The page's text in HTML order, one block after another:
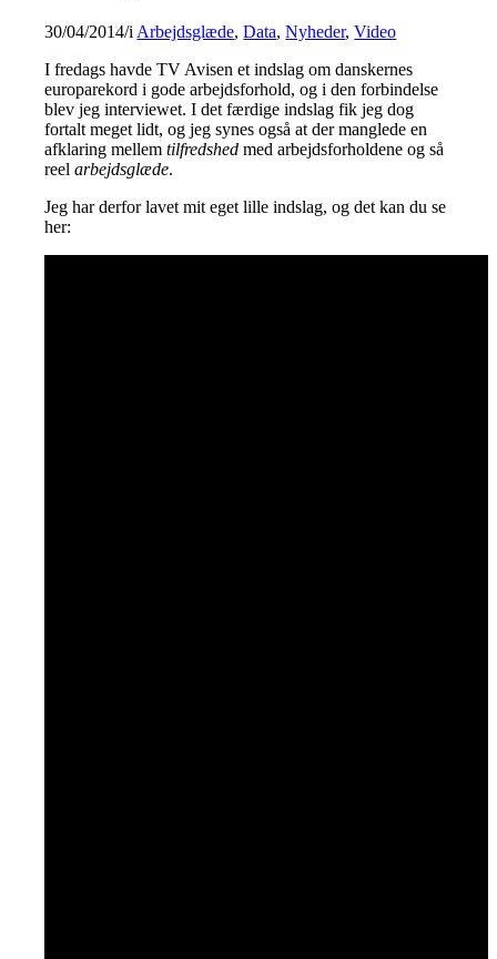
30/04/2014/i Arbejdsglæde,Data,Nyheder,Video
I fredags havde TV Avisen et indslag om danskernes
europarekord i gode arbejdsforhold, og i den forbindelse
blev jeg interviewet. I det færdige indslag fik jeg dog
fortalt meget lidt, og jeg synes også at der manglede en
afklaring mellemtilfredshed med arbejdsforholdene og så
reelarbejdsglæde.
Jeg har derfor lavet mit eget lille indslag, og det kan du se
her: